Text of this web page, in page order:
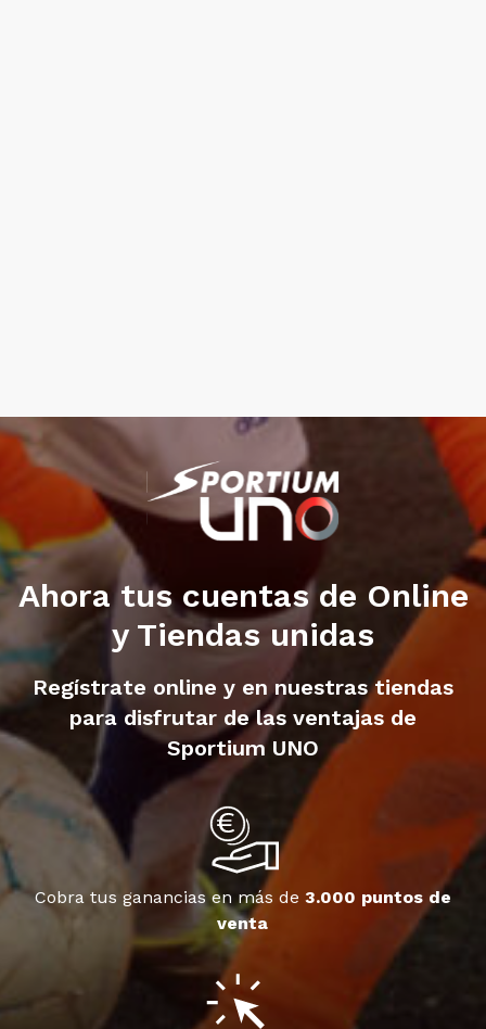
Ahora tus cuentas de Online
y Tiendas unidas
Regístrate online y en nuestras tiendas
para disfrutar de las ventajas de
Sportium UNO
Cobra tus ganancias en más de 3.000 puntos de
venta